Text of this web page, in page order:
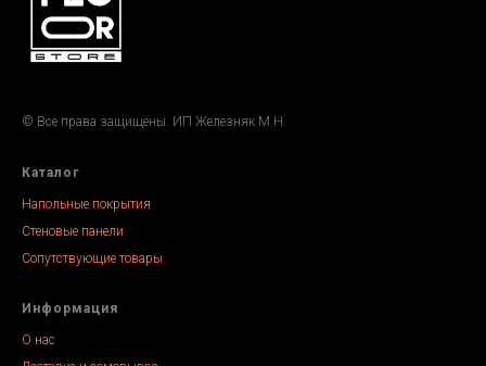
© Все права защищены. ИП Железняк М.Н.
Каталог
Напольные покрытия
Стеновые панели
Сопутствующие товары
Информация
О нас